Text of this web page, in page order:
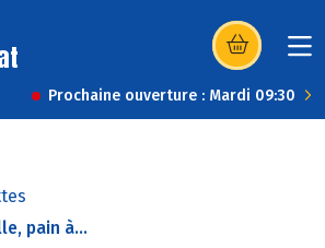
(s’ouvre dans
Prochaine ouverture : Mardi 09:30
pain à...